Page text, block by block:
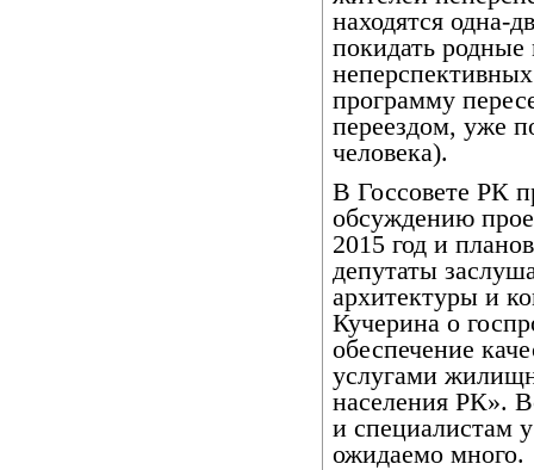
находятся одна-
покидать родные
программу
переездом, уже
человека).
В Госсовете РК
обсуждению
2015 год и
депутаты
архитектуры и
Кучерина о
обеспечение
услугами
населения РК».
и специалистам
ожидаемо много.